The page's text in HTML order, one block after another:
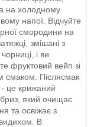
на холодному
напої. Відчуйте
смородини на
змішані з
і ви
фруктовий вейп зі
смаком. Післясмак
це крижаний
який очищає
та освіжає з
В